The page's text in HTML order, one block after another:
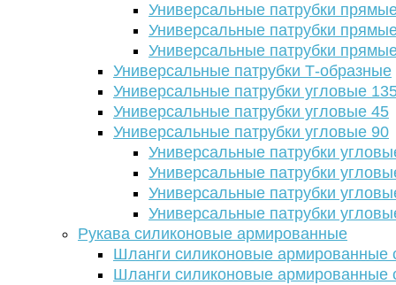
Универсальные патрубки
Универсальные патрубки
Универсальные патрубки
Универсальные патрубки Т-образные
Универсальные патрубки угловые
Универсальные патрубки угловые 45
Универсальные патрубки угловые 90
Универсальные патрубки
Универсальные патрубки
Универсальные патрубки
Универсальные патрубки
Рукава силиконовые армированные
Шланги силиконовые армированные
Шланги силиконовые армированные